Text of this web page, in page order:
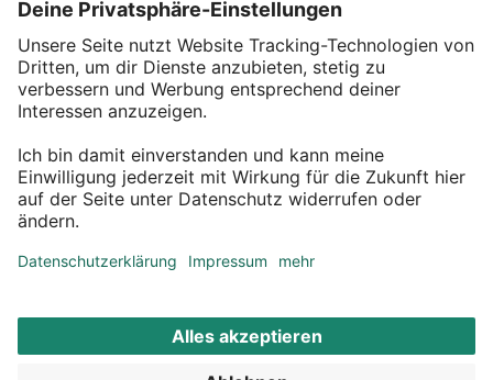
Service
Über DEPOT
Kontakt
Aktionsbedingungen